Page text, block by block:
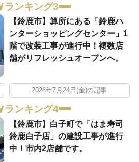
ランキング3
【鈴鹿市】算所にある「鈴鹿ハ
ンターショッピングセンター」1
階で改装工事が進行中！複数店
舗がリフレッシュオープンへ。
2026年7月24日(金)の記事
ランキング4
【鈴鹿市】白子町で「はま寿司
鈴鹿白子店」の建設工事が進行
中！市内2店舗です。